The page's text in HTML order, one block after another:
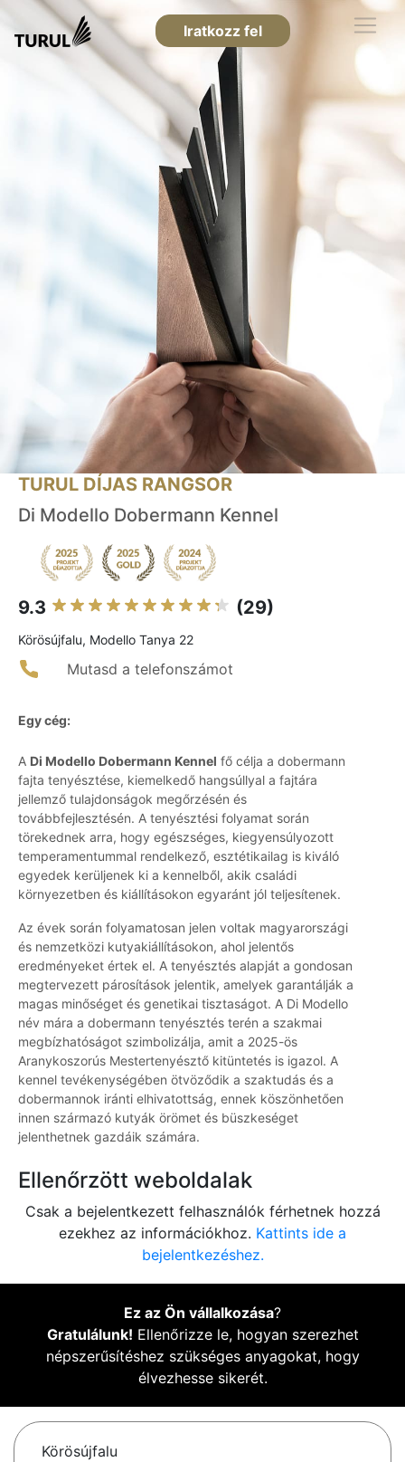
Iratkozz fel
TURUL DÍJAS RANGSOR
Di Modello Dobermann Kennel
9.3 (29)
Körösújfalu, Modello Tanya 22
Mutasd a telefonszámot
Egy cég:
A Di Modello Dobermann Kennel fő célja a dobermann
fajta tenyésztése, kiemelkedő hangsúllyal a fajtára
jellemző tulajdonságok megőrzésén és
továbbfejlesztésén. A tenyésztési folyamat során
törekednek arra, hogy egészséges, kiegyensúlyozott
temperamentummal rendelkező, esztétikailag is kiváló
egyedek kerüljenek ki a kennelből, akik családi
környezetben és kiállításokon egyaránt jól teljesítenek.
Az évek során folyamatosan jelen voltak magyarországi
és nemzetközi kutyakiállításokon, ahol jelentős
eredményeket értek el. A tenyésztés alapját a gondosan
megtervezett párosítások jelentik, amelyek garantálják a
magas minőséget és genetikai tisztaságot. A Di Modello
név mára a dobermann tenyésztés terén a szakmai
megbízhatóságot szimbolizálja, amit a 2025-ös
Aranykoszorús Mestertenyésztő kitüntetés is igazol. A
kennel tevékenységében ötvöződik a szaktudás és a
dobermannok iránti elhivatottság, ennek köszönhetően
innen származó kutyák örömet és büszkeséget
jelenthetnek gazdáik számára.
Ellenőrzött weboldalak
Csak a bejelentkezett felhasználók férhetnek hozzá
ezekhez az információkhoz. Kattints ide a
bejelentkezéshez.
Ez az Ön vállalkozása?
Gratulálunk! Ellenőrizze le, hogyan szerezhet
népszerűsítéshez szükséges anyagokat, hogy
élvezhesse sikerét.
Körösújfalu